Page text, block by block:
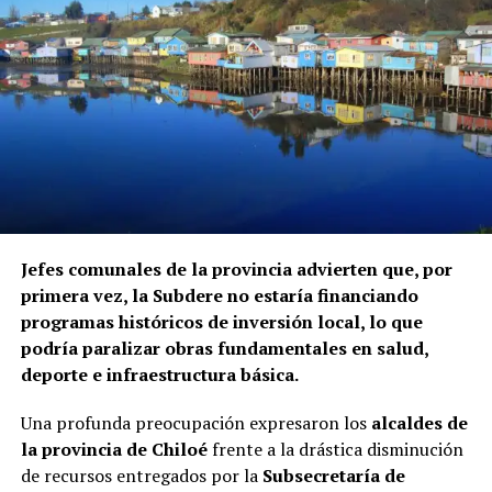
El informe fue elaborado mediante el cruce de registros
de la Superintendencia de Seguridad Social, Fonasa y el
Servicio Nacional de Migraciones, a requerimiento de la
Contraloría. Hasta el momento, ninguna de las
instituciones mencionadas ha informado si ha iniciado
fiscalizaciones y solicitará antecedentes a cada
organismo involucrado para determinar las
responsabilidades administrativas correspondientes.
Jefes comunales de la provincia advierten que, por
primera vez, la Subdere no estaría financiando
programas históricos de inversión local, lo que
podría paralizar obras fundamentales en salud,
deporte e infraestructura básica.
Una profunda preocupación expresaron los alcaldes de
la provincia de Chiloéfrente a la drástica disminución
de recursos entregados por la Subsecretaría de